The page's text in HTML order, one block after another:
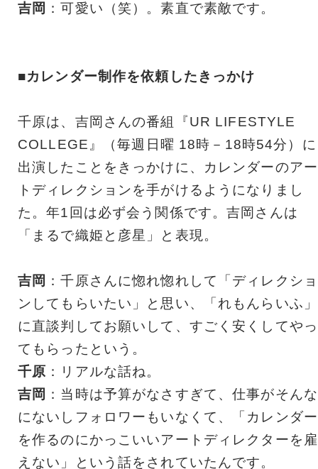
吉岡 ：可愛い（笑）。素直で素敵です。
■カレンダー制作を依頼したきっかけ
千原は、吉岡さんの番組『UR LIFESTYLE
COLLEGE』（毎週日曜 18時－18時54分）に
出演したことをきっかけに、カレンダーのアー
トディレクションを手がけるようになりまし
た。年1回は必ず会う関係です。吉岡さんは
「まるで織姫と彦星」と表現。
吉岡 ：千原さんに惚れ惚れして「ディレクショ
ンしてもらいたい」と思い、「れもんらいふ」
に直談判してお願いして、すごく安くしてやっ
てもらったという。
千原 ：リアルな話ね。
吉岡 ：当時は予算がなさすぎて、仕事がそんな
にないしフォロワーもいなくて、「カレンダー
を作るのにかっこいいアートディレクターを雇
えない」という話をされていたんです。